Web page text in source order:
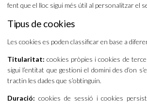
fent que el lloc sigui més útil al personalitzar el
Tipus de cookies
Les cookies es poden classificar en base a
Titularitat: cookies pròpies i cookies de
sigui l’entitat que gestioni el domini des d’on
tractin les dades que s’obtinguin.
Duració: cookies de sessió i cookies